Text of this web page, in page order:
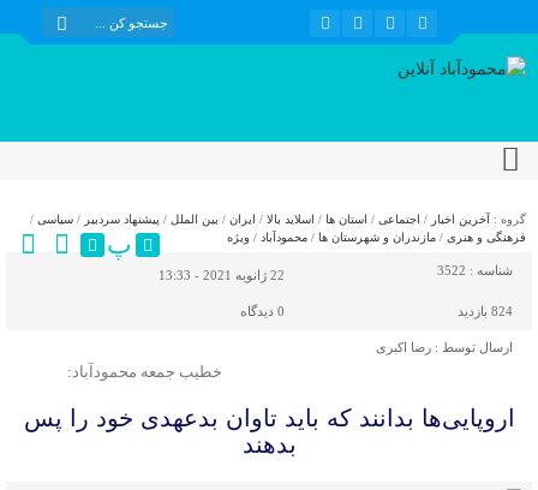
گروه : آخرین اخبار / اجتماعی / استان ها / اسلاید بالا / ایران / بین الملل / پیشنهاد سردبیر / سیاسی /
فرهنگی و هنری / مازندران و شهرستان ها / محمودآباد / ویژه پ
شناسه : 3522 22 ژانویه 2021 - 13:33
824 بازدید 0 دیدگاه
ارسال توسط : رضا اکبری
خطیب جمعه محمودآباد:
اروپایی‌ها بدانند که باید تاوان بدعهدی خود را پس
بدهند